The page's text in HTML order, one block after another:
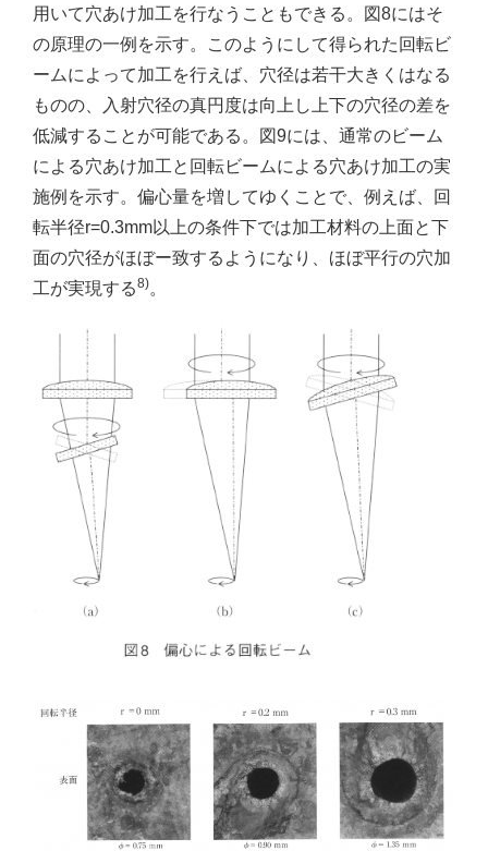
用いて穴あけ加工を行なうこともできる。図8にはそ
の原理の一例を示す。このようにして得られた回転ビ
ームによって加工を行えば、穴径は若干大きくはなる
ものの、入射穴径の真円度は向上し上下の穴径の差を
低減することが可能である。図9には、通常のビーム
による穴あけ加工と回転ビームによる穴あけ加工の実
施例を示す。偏心量を増してゆくことで、例えば、回
転半径r=0.3mm以上の条件下では加工材料の上面と下
面の穴径がほぼー致するようになり、ほぼ平行の穴加
工が実現する8)。